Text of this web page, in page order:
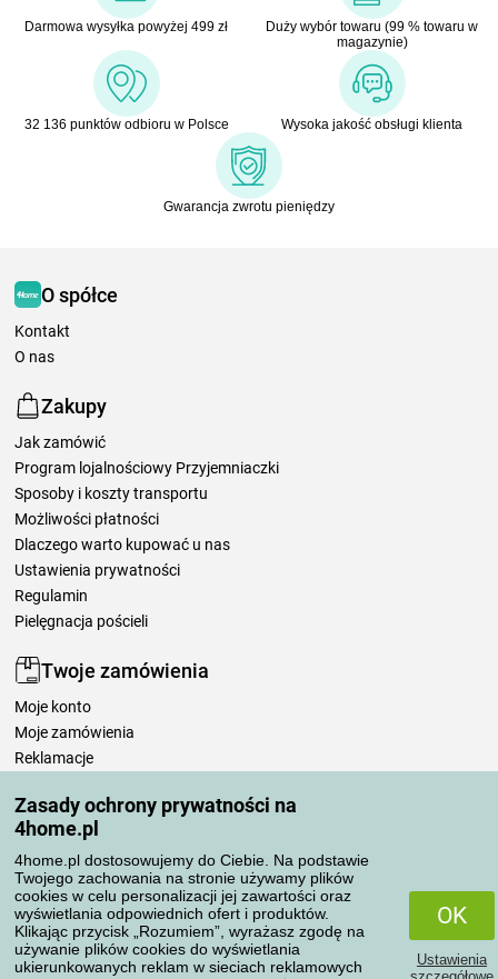
Zasady ochrony prywatności na
4home.pl
4home.pl dostosowujemy do Ciebie. Na podstawie
Twojego zachowania na stronie używamy plików
cookies w celu personalizacji jej zawartości oraz
wyświetlania odpowiednich ofert i produktów.
Klikając przycisk „Rozumiem”, wyrażasz zgodę na
używanie plików cookies do wyświetlania
ukierunkowanych reklam w sieciach reklamowych
OK
Ustawienia
Darmowa wysyłka powyżej 499 zł
Duży wybór towaru (99 % towaru w
magazynie)
32 136 punktów odbioru w Polsce Wysoka jakość obsługi klienta
Gwarancja zwrotu pieniędzy
O spółce
Kontakt
O nas
Zakupy
Jak zamówić
Program lojalnościowy Przyjemniaczki
Sposoby i koszty transportu
Możliwości płatności
Dlaczego warto kupować u nas
Ustawienia prywatności
Regulamin
Pielęgnacja pościeli
Twoje zamówienia
Moje konto
Moje zamówienia
Reklamacje
Zasady przetwarzania recenzji
Sposoby transportu
Metody płatności